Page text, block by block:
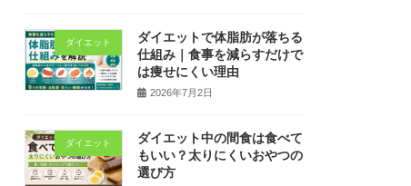
ダイエット
ダイエットで体脂肪が落ちる
仕組み｜食事を減らすだけで
は痩せにくい理由
2026年7月2日
ダイエット
ダイエット中の間食は食べて
もいい？太りにくいおやつの
選び方